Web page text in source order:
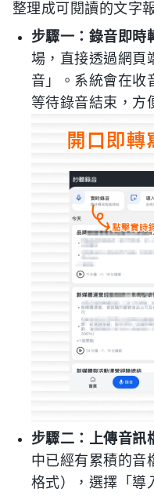
整理成可閱讀的文字
步驟一：錄音即時
場，直接透過網頁
音」。系統會在收
等待錄音結束，方
步驟二：上傳音訊
中已經有累積的音
格式），選擇「導